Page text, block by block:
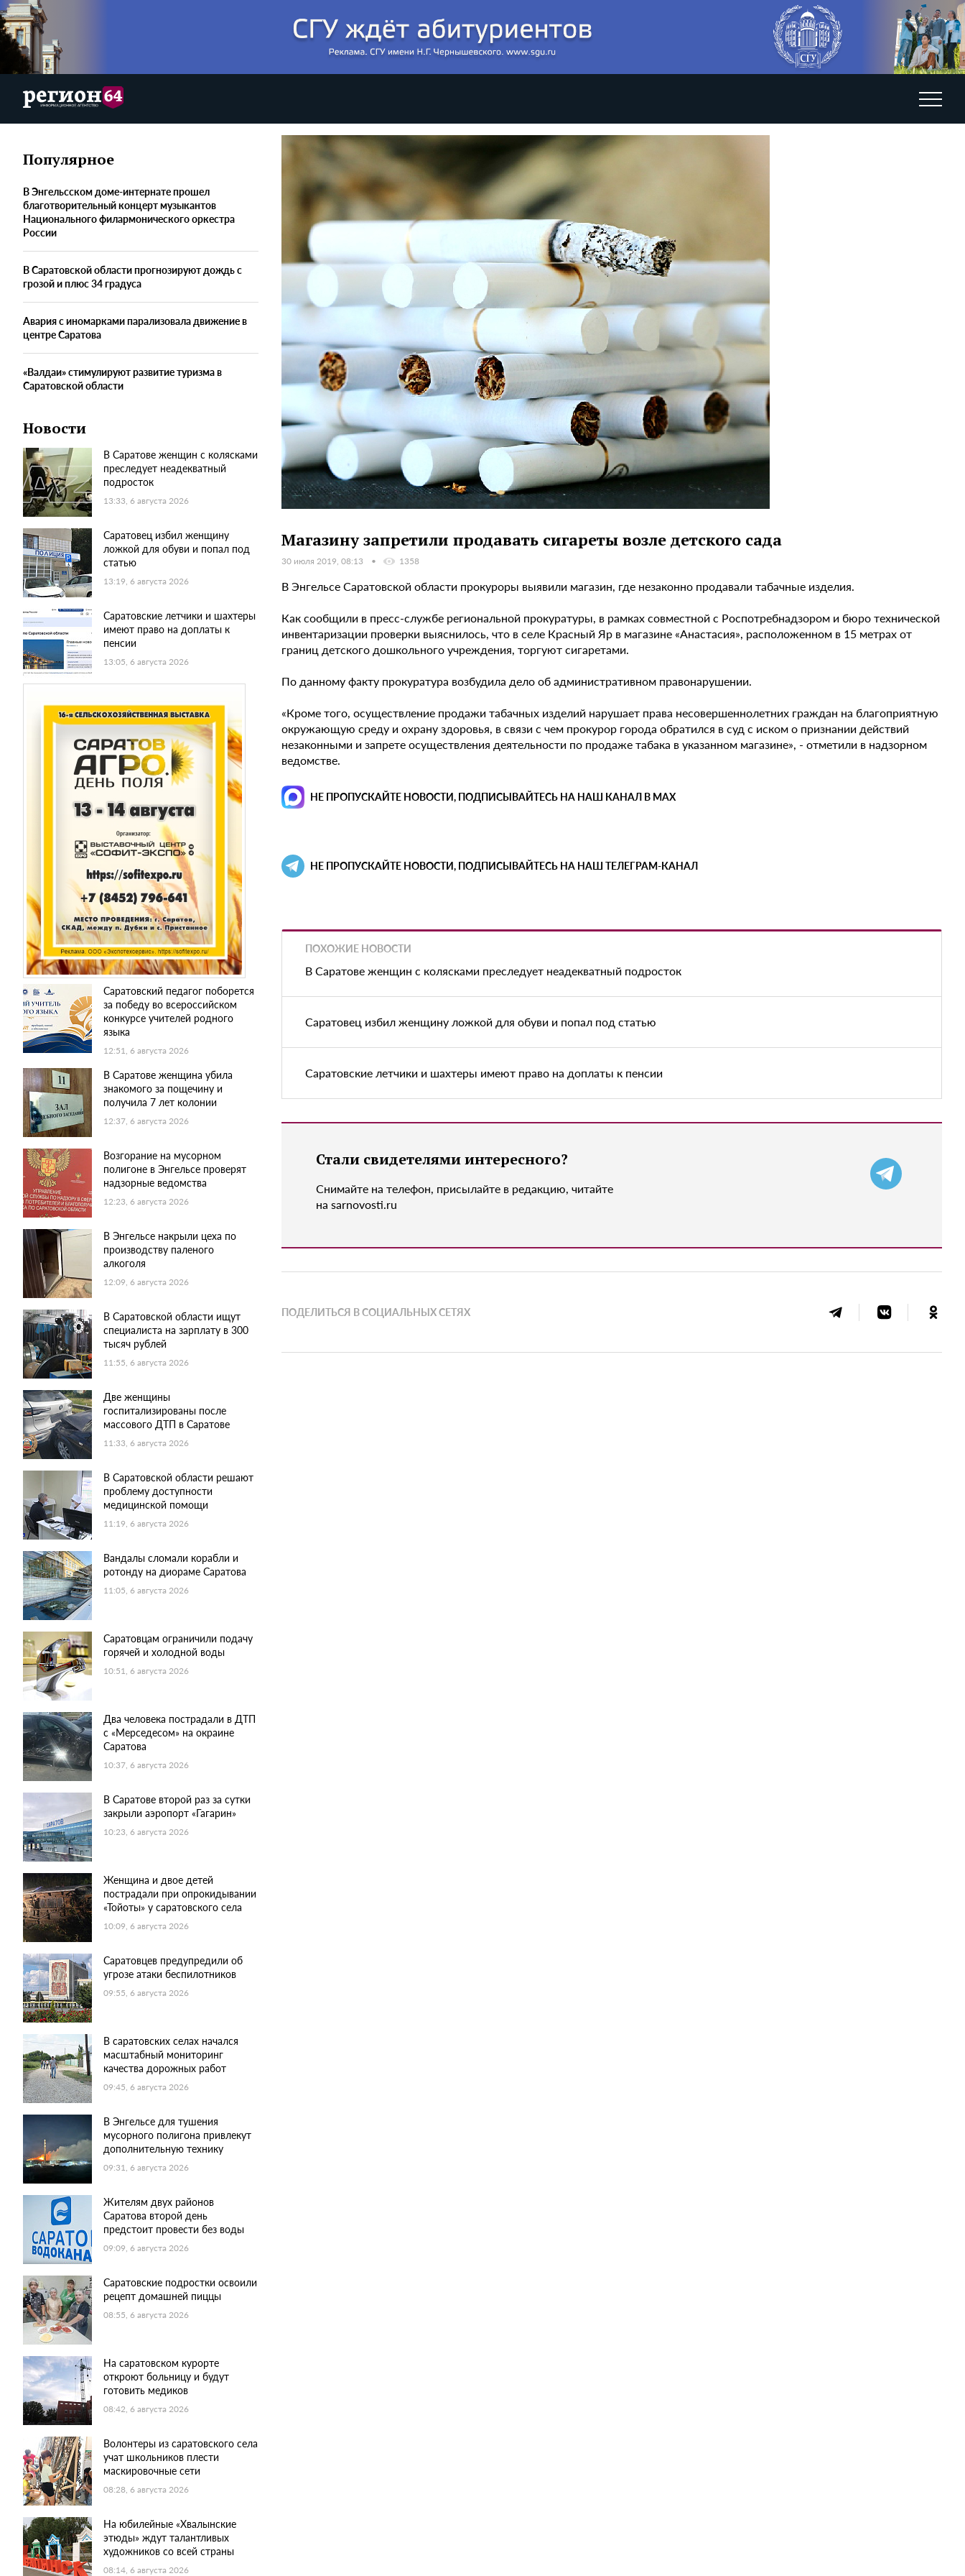
Популярное
В Энгельсском доме-интернате прошел
благотворительный концерт музыкантов
Национального филармонического оркестра
России
В Саратовской области прогнозируют дождь с
грозой и плюс 34 градуса
Авария с иномарками парализовала движение в
центре Саратова
«Валдаи» стимулируют развитие туризма в
Саратовской области
Новости
В Саратове женщин с колясками
преследует неадекватный
подросток
13:33, 6 августа 2026
Саратовец избил женщину
ложкой для обуви и попал под
статью
13:19, 6 августа 2026
Саратовские летчики и шахтеры
имеют право на доплаты к
пенсии
13:05, 6 августа 2026
Саратовский педагог поборется
за победу во всероссийском
конкурсе учителей родного
языка
12:51, 6 августа 2026
В Саратове женщина убила
знакомого за пощечину и
получила 7 лет колонии
12:37, 6 августа 2026
Возгорание на мусорном
полигоне в Энгельсе проверят
надзорные ведомства
12:23, 6 августа 2026
В Энгельсе накрыли цеха по
производству паленого
алкоголя
12:09, 6 августа 2026
В Саратовской области ищут
специалиста на зарплату в 300
тысяч рублей
11:55, 6 августа 2026
Две женщины
госпитализированы после
массового ДТП в Саратове
11:33, 6 августа 2026
В Саратовской области решают
проблему доступности
медицинской помощи
11:19, 6 августа 2026
Вандалы сломали корабли и
ротонду на диораме Саратова
11:05, 6 августа 2026
Саратовцам ограничили подачу
горячей и холодной воды
10:51, 6 августа 2026
Два человека пострадали в ДТП
с «Мерседесом» на окраине
Саратова
10:37, 6 августа 2026
В Саратове второй раз за сутки
закрыли аэропорт «Гагарин»
10:23, 6 августа 2026
Женщина и двое детей
пострадали при опрокидывании
«Тойоты» у саратовского села
10:09, 6 августа 2026
Саратовцев предупредили об
угрозе атаки беспилотников
09:55, 6 августа 2026
В саратовских селах начался
масштабный мониторинг
качества дорожных работ
09:45, 6 августа 2026
В Энгельсе для тушения
мусорного полигона привлекут
дополнительную технику
09:31, 6 августа 2026
Жителям двух районов
Саратова второй день
предстоит провести без воды
09:09, 6 августа 2026
Саратовские подростки освоили
рецепт домашней пиццы
08:55, 6 августа 2026
На саратовском курорте
откроют больницу и будут
готовить медиков
08:42, 6 августа 2026
Волонтеры из саратовского села
учат школьников плести
маскировочные сети
08:28, 6 августа 2026
На юбилейные «Хвалынские
этюды» ждут талантливых
художников со всей страны
08:14, 6 августа 2026
Магазину запретили продавать сигареты возле детского сада
30 июля 2019, 08:13 1358
В Энгельсе Саратовской области прокуроры выявили магазин, где незаконно продавали табачные изделия.
Как сообщили в пресс-службе региональной прокуратуры, в рамках совместной с Роспотребнадзором и бюро технической
инвентаризации проверки выяснилось, что в селе Красный Яр в магазине «Анастасия», расположенном в 15 метрах от
границ детского дошкольного учреждения, торгуют сигаретами.
По данному факту прокуратура возбудила дело об административном правонарушении.
«Кроме того, осуществление продажи табачных изделий нарушает права несовершеннолетних граждан на благоприятную
окружающую среду и охрану здоровья, в связи с чем прокурор города обратился в суд с иском о признании действий
незаконными и запрете осуществления деятельности по продаже табака в указанном магазине», - отметили в надзорном
ведомстве.
НЕ ПРОПУСКАЙТЕ НОВОСТИ, ПОДПИСЫВАЙТЕСЬ НА НАШ КАНАЛ В MAX
НЕ ПРОПУСКАЙТЕ НОВОСТИ, ПОДПИСЫВАЙТЕСЬ НА НАШ ТЕЛЕГРАМ-КАНАЛ
ПОХОЖИЕ НОВОСТИ
В Саратове женщин с колясками преследует неадекватный подросток
Саратовец избил женщину ложкой для обуви и попал под статью
Саратовские летчики и шахтеры имеют право на доплаты к пенсии
Стали свидетелями интересного?
Снимайте на телефон, присылайте в редакцию, читайте
на sarnovosti.ru
ПОДЕЛИТЬСЯ В СОЦИАЛЬНЫХ СЕТЯХ